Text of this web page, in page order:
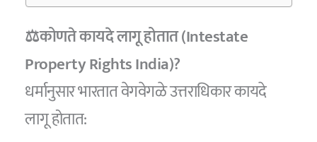
⚖️कोणते कायदे लागू होतात (Intestate
Property Rights India)?
धर्मानुसार भारतात वेगवेगळे उत्तराधिकार कायदे
लागू होतात: